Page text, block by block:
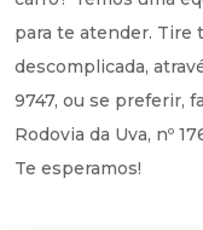
para te atender. Tire
descomplicada,
9747, ou se preferir,
Rodovia da Uva, nº
Te esperamos!